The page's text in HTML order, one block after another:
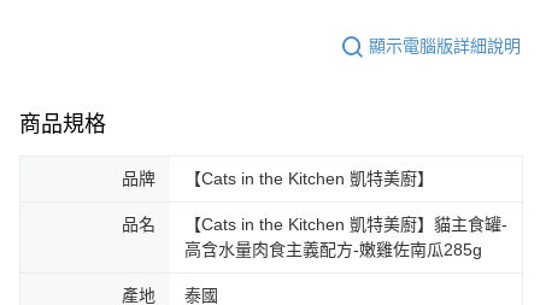
顯示電腦版詳細說明
商品規格
品牌 【Cats in the Kitchen 凱特美廚】
品名
【Cats in the Kitchen 凱特美廚】貓主食罐-
高含水量肉食主義配方-嫩雞佐南瓜285g
產地 泰國